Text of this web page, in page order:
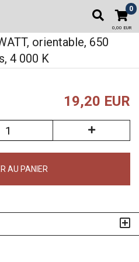
0
0,00 EUR
orientable, 650
4 000 K
19,20 EUR
AU PANIER